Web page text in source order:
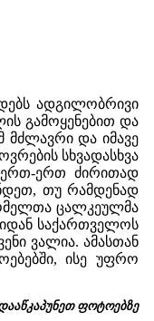
ადგილობრივი
გამოყენებით და
მძლავრი და იმავე
სხვადასხვა
ერთ-ერთ ძირითად
თუ რამდენად
ცალკეულმა
საქართველოს
ვალია. ამასთან
ისე უფრო
ფოტოებზე